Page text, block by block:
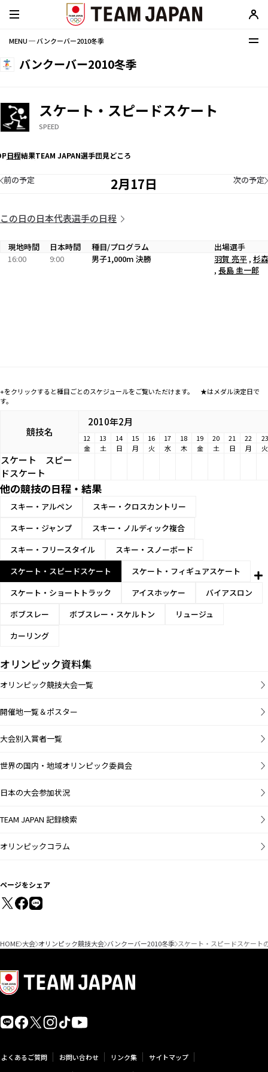
MENU ─ バンクーバー2010冬季
バンクーバー2010冬季
スケート・スピードスケート
SPEED
日程結果TEAM JAPAN選手団見どころ
2月17日
前の予定 次の予定
この日の日本代表選手の日程
現地時間 日本時間 種目/プログラム
出場選手
16:00
9:00 男子1,000m 決勝 羽賀 亮平 , 杉
, 長島 圭一郎
+をクリックすると種目ごとのスケジュールをご覧いただけます。 ★はメダル決定日で
す。
競技名
2010年2月
12 13 14 15 16 17 18 19 20 21 22
23
金
土 日 月 火 水 木 金 土 日 月 火
スケート スピー
ドスケート
他の競技の日程・結果
スキー・アルペン
スキー・クロスカントリー
スキー・ジャンプ
スキー・ノルディック複合
スキー・フリースタイル
スキー・スノーボード
スケート・スピードスケート
スケート・フィギュアスケート
スケート・ショートトラック
アイスホッケー
バイアスロン
ボブスレー
ボブスレー・スケルトン
リュージュ
カーリング
オリンピック資料集
オリンピック競技大会一覧
開催地一覧＆ポスター
大会別入賞者一覧
世界の国内・地域オリンピック委員会
日本の大会参加状況
TEAM JAPAN 記録検索
オリンピックコラム
ページをシェア
HOME 大会 オリンピック競技大会 バンクーバー2010冬季 スケート・スピードスケート
よくあるご質問 お問い合わせ リンク集
サイトマップ